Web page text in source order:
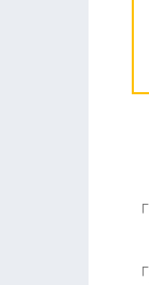
「
「